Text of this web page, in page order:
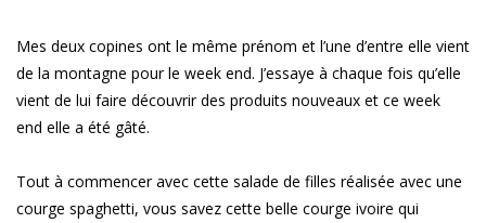
Mes deux copines ont le même prénom et l’une d’entre elle vient
de la montagne pour le week end. J’essaye à chaque fois qu’elle
vient de lui faire découvrir des produits nouveaux et ce week
end elle a été gâté.
Tout à commencer avec cette salade de filles réalisée avec une
courge spaghetti, vous savez cette belle courge ivoire qui